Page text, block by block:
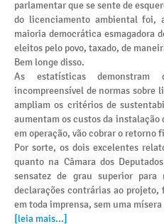
parlamentar que se sente de
do licenciamento ambiental foi,
maioria democrática esmagadora
eleitos pelo povo, taxado, de
Bem longe disso.
As estatísticas demonstram
incompreensível de normas sobre
ampliam os critérios de
aumentam os custos da instalação
em operação, vão cobrar o retorno
Por sorte, os dois excelentes
quanto na Câmara dos
sensatez de grau superior
declarações contrárias ao projeto,
em toda imprensa, sem uma mísera
[leia mais...]